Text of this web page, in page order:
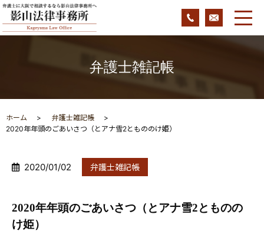
弁護士雑記帳
ホーム
弁護士雑記帳
2020年年頭のごあいさつ（とアナ雪2ともののけ姫）
2020/01/02 弁護士雑記帳
2020年年頭のごあいさつ（とアナ雪2とものの
け姫）